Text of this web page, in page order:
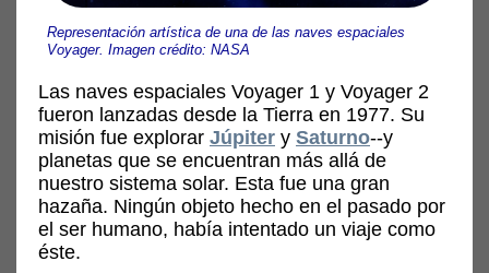
Representación artística de una de las naves espaciales
Voyager. Imagen crédito: NASA
Las naves espaciales Voyager 1 y Voyager 2
fueron lanzadas desde la Tierra en 1977. Su
misión fue explorar Júpiter y Saturno--y
planetas que se encuentran más allá de
nuestro sistema solar. Esta fue una gran
hazaña. Ningún objeto hecho en el pasado por
el ser humano, había intentado un viaje como
éste.